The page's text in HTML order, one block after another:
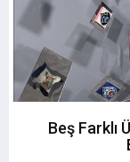
Beş Farklı